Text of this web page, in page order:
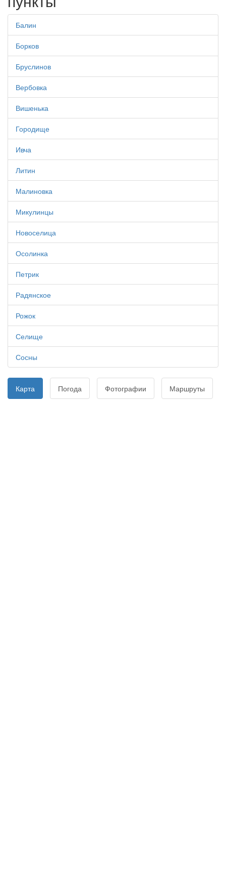
Балин
Борков
Бруслинов
Вербовка
Вишенька
Городище
Ивча
Литин
Малиновка
Микулинцы
Новоселица
Осолинка
Петрик
Радянское
Рожок
Селище
Сосны
Карта Погода Фотографии Маршруты